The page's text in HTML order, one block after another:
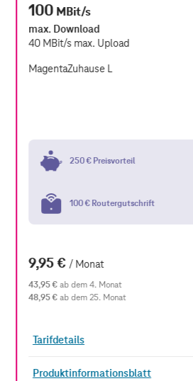
100 MBit/s
max. Download
40 MBit/s max. Upload
MagentaZuhause L
250 € Preisvorteil
100 € Routergutschrift
9,95 € / Monat
43,95 € ab dem 4. Monat
48,95 € ab dem 25. Monat
Tarifdetails
Produktinformationsblatt